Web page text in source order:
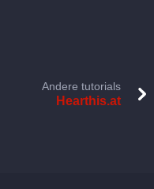
Andere tutorials
Hearthis.at